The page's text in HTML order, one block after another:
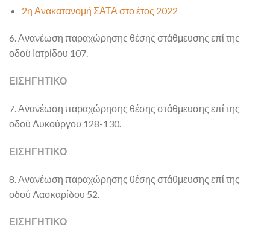
2η Ανακατανομή ΣΑΤΑ στο έτος 2022
6. Ανανέωση παραχώρησης θέσης στάθμευσης επί της
οδού Ιατρίδου 107.
ΕΙΣΗΓΗΤΙΚΟ
7. Ανανέωση παραχώρησης θέσης στάθμευσης επί της
οδού Λυκούργου 128-130.
ΕΙΣΗΓΗΤΙΚΟ
8. Ανανέωση παραχώρησης θέσης στάθμευσης επί της
οδού Λασκαρίδου 52.
ΕΙΣΗΓΗΤΙΚΟ